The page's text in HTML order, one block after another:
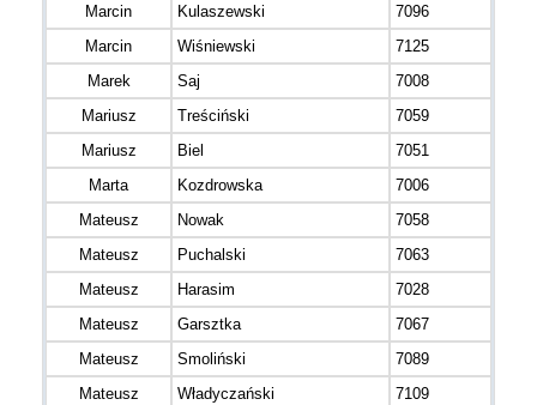
Marcin
Kulaszewski
7096
Marcin
Wiśniewski
7125
Marek
Saj
7008
Mariusz
Treściński
7059
Mariusz
Biel
7051
Marta
Kozdrowska
7006
Mateusz
Nowak
7058
Mateusz
Puchalski
7063
Mateusz
Harasim
7028
Mateusz
Garsztka
7067
Mateusz
Smoliński
7089
Mateusz
Władyczański
7109